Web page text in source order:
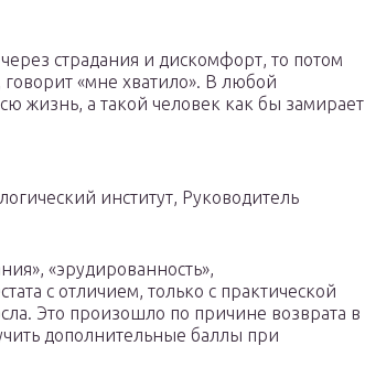
страдания и дискомфорт, то потом
говорит «мне хватило». В любой
жизнь, а такой человек как бы замирает
институт, Руководитель
«эрудированность»,
с отличием, только с практической
Это произошло по причине возврата в
дополнительные баллы при